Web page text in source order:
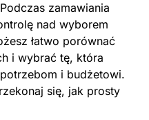
zamawiania
nad wyborem
łatwo porównać
i wybrać tę, która
i budżetowi.
się, jak prosty